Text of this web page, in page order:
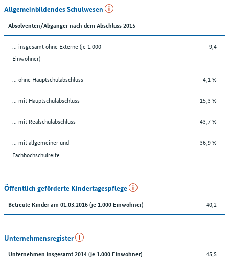
Allgemeinbildendes Schulwesen
Absolventen/Abgänger nach dem Abschluss 2015
... insgesamt ohne Externe (je 1.000
Einwohner)
9,4
... ohne Hauptschulabschluss 4,1 %
... mit Hauptschulabschluss 15,3 %
... mit Realschulabschluss 43,7 %
... mit allgemeiner und
Fachhochschulreife
36,9 %
Öffentlich geförderte Kindertagespflege
Betreute Kinder am 01.03.2016 (je 1.000 Einwohner) 40,2
Unternehmensregister
Unternehmen insgesamt 2014 (je 1.000 Einwohner) 45,5